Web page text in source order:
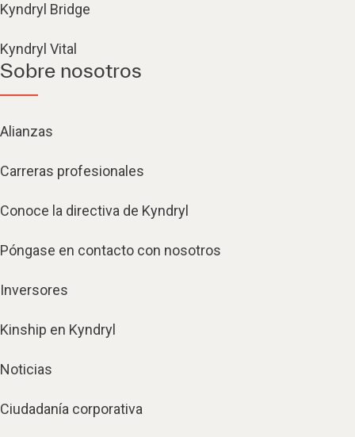
Kyndryl Bridge
Kyndryl Vital
Sobre nosotros
Alianzas
Carreras profesionales
Conoce la directiva de Kyndryl
Póngase en contacto con nosotros
Inversores
Kinship en Kyndryl
Noticias
Ciudadanía corporativa